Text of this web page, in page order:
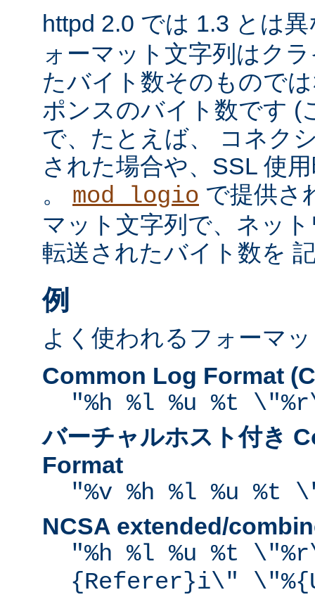
httpd 2.0 では 1.3 とは
ォーマット文字列はク
たバイト数そのもので
ポンスのバイト数です (
で、たとえば、 コネク
された場合や、SSL 使
。 mod_logio で提供さ
マット文字列で、ネッ
転送されたバイト数を
例
よく使われるフォーマ
Common Log Format
"%h %l %u %t
バーチャルホスト付き
Format
"%v %h %l %u %t
NCSA extended/
"%h %l %u %t
{Referer}i\"